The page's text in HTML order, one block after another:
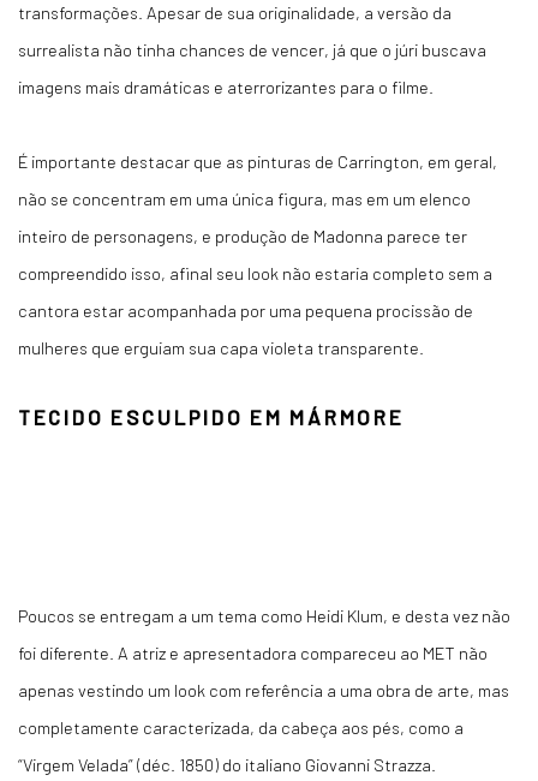
transformações. Apesar de sua originalidade, a versão da
surrealista não tinha chances de vencer, já que o júri buscava
imagens mais dramáticas e aterrorizantes para o filme.
É importante destacar que as pinturas de Carrington, em geral,
não se concentram em uma única figura, mas em um elenco
inteiro de personagens, e produção de Madonna parece ter
compreendido isso, afinal seu look não estaria completo sem a
cantora estar acompanhada por uma pequena procissão de
mulheres que erguiam sua capa violeta transparente.
TECIDO ESCULPIDO EM MÁRMORE
Poucos se entregam a um tema como Heidi Klum, e desta vez não
foi diferente. A atriz e apresentadora compareceu ao MET não
apenas vestindo um look com referência a uma obra de arte, mas
completamente caracterizada, da cabeça aos pés, como a
“Virgem Velada” (déc. 1850) do italiano Giovanni Strazza.